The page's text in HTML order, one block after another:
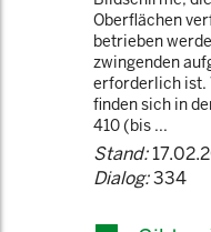
Oberflächen
betrieben
zwingenden
erforderlich ist.
finden sich in
410 (bis ...
Stand:
Dialog:334